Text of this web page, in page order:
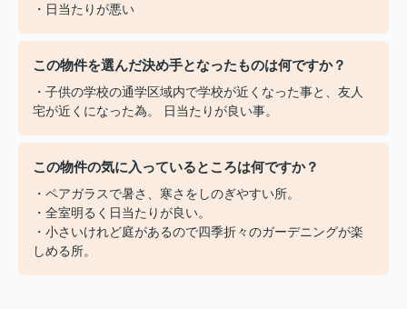
・日当たりが悪い
この物件を選んだ決め手となったものは何ですか？
・子供の学校の通学区域内で学校が近くなった事と、友人
宅が近くになった為。 日当たりが良い事。
この物件の気に入っているところは何ですか？
・ペアガラスで暑さ、寒さをしのぎやすい所。
・全室明るく日当たりが良い。
・小さいけれど庭があるので四季折々のガーデニングが楽
しめる所。